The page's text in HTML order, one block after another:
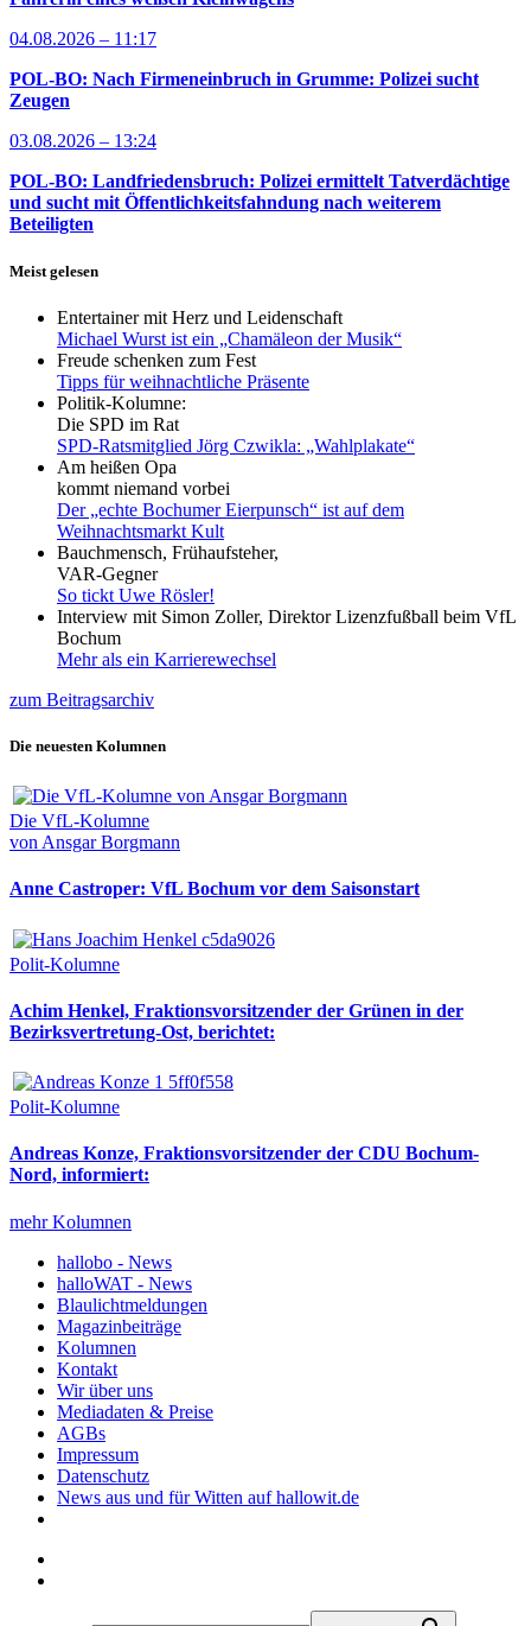
04.08.2026 – 11:17
POL-BO: Nach Firmeneinbruch in Grumme: Polizei sucht
Zeugen
03.08.2026 – 13:24
POL-BO: Landfriedensbruch: Polizei ermittelt Tatverdächtige
und sucht mit Öffentlichkeitsfahndung nach weiterem
Beteiligten
Meist gelesen
Entertainer mit Herz und Leidenschaft
Michael Wurst ist ein „Chamäleon der Musik“
Freude schenken zum Fest
Tipps für weihnachtliche Präsente
Politik-Kolumne:
Die SPD im Rat
SPD-Ratsmitglied Jörg Czwikla: „Wahlplakate“
Am heißen Opa
kommt niemand vorbei
Der „echte Bochumer Eierpunsch“ ist auf dem
Weihnachtsmarkt Kult
Bauchmensch, Frühaufsteher,
VAR-Gegner
So tickt Uwe Rösler!
Interview mit Simon Zoller, Direktor Lizenzfußball beim VfL
Bochum
Mehr als ein Karrierewechsel
zum Beitragsarchiv
Die neuesten Kolumnen
Die VfL-Kolumne
von Ansgar Borgmann
Anne Castroper: VfL Bochum vor dem Saisonstart
Polit-Kolumne
Achim Henkel, Fraktionsvorsitzender der Grünen in der
Bezirksvertretung-Ost, berichtet:
Polit-Kolumne
Andreas Konze, Fraktionsvorsitzender der CDU Bochum-
Nord, informiert:
mehr Kolumnen
hallobo - News
halloWAT - News
Blaulichtmeldungen
Magazinbeiträge
Kolumnen
Kontakt
Wir über uns
Mediadaten & Preise
AGBs
Impressum
Datenschutz
News aus und für Witten auf hallowit.de